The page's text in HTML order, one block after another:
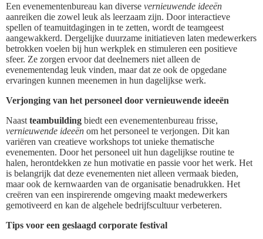
Een evenementenbureau kan diverse vernieuwende ideeën
aanreiken die zowel leuk als leerzaam zijn. Door interactieve
spellen of teamuitdagingen in te zetten, wordt de teamgeest
aangewakkerd. Dergelijke duurzame initiatieven laten medewerkers
betrokken voelen bij hun werkplek en stimuleren een positieve
sfeer. Ze zorgen ervoor dat deelnemers niet alleen de
evenementendag leuk vinden, maar dat ze ook de opgedane
ervaringen kunnen meenemen in hun dagelijkse werk.
Verjonging van het personeel door vernieuwende ideeën
Naast teambuilding biedt een evenementenbureau frisse,
vernieuwende ideeën om het personeel te verjongen. Dit kan
variëren van creatieve workshops tot unieke thematische
evenementen. Door het personeel uit hun dagelijkse routine te
halen, herontdekken ze hun motivatie en passie voor het werk. Het
is belangrijk dat deze evenementen niet alleen vermaak bieden,
maar ook de kernwaarden van de organisatie benadrukken. Het
creëren van een inspirerende omgeving maakt medewerkers
gemotiveerd en kan de algehele bedrijfscultuur verbeteren.
Tips voor een geslaagd corporate festival